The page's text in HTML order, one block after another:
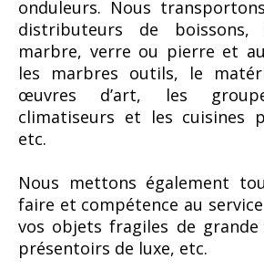
onduleurs. Nous
distributeurs de
marbre, verre ou pierre et
les marbres outils, le
œuvres d’art, les
climatiseurs et les cuisines
etc.
Nous mettons également
faire et compétence au
vos objets fragiles de grande
présentoirs de luxe, etc.